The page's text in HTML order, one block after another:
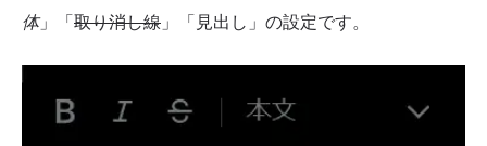
体」「 取り消し線 」「見出し」の設定です。